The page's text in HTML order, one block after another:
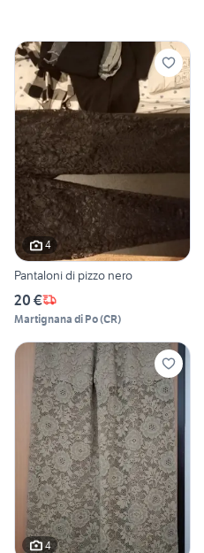
4
Pantaloni di pizzo nero
20 €
Martignana di Po(CR)
4